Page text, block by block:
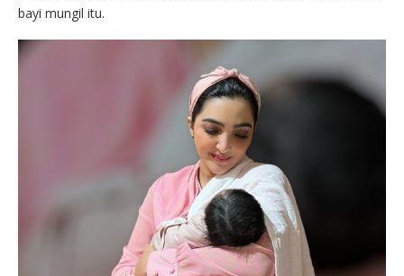
bayi mungil itu.